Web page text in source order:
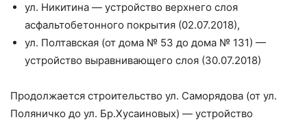
ул. Никитина — устройство верхнего слоя
асфальтобетонного покрытия (02.07.2018),
ул. Полтавская (от дома № 53 до дома № 131) —
устройство выравнивающего слоя (30.07.2018)
Продолжается строительство ул. Саморядова (от ул.
Поляничко до ул. Бр.Хусаиновых) — устройство